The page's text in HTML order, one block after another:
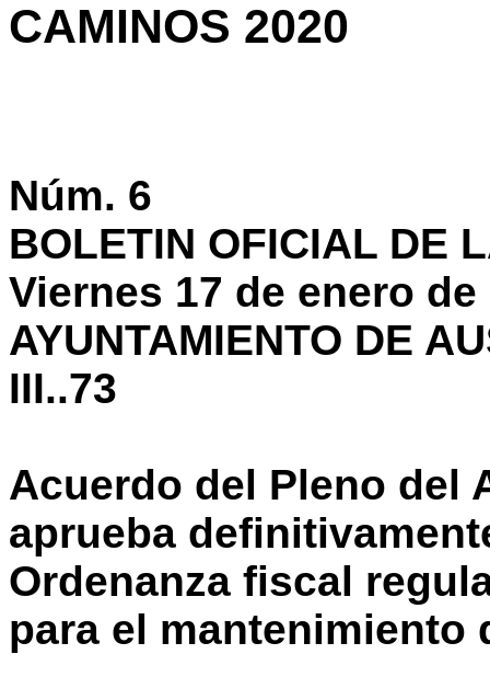
CAMINOS 2020
Núm. 6
BOLETIN OFICIAL DE
Viernes 17 de enero de
AYUNTAMIENTO DE
III..73
Acuerdo del Pleno del
aprueba
Ordenanza fiscal
para el mantenimiento